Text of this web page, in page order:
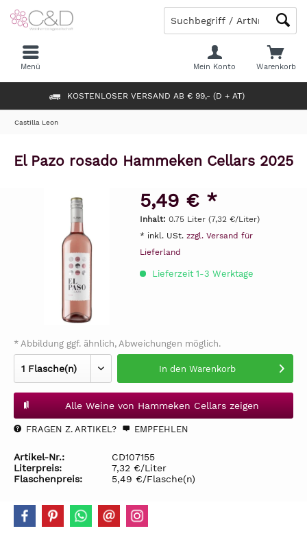
KOSTENLOSER VERSAND AB € 99,- (D + AT)
Warenkorb
Mein Konto
Menü
Castilla Leon
El Pazo rosado Hammeken Cellars 2025
5,49 € *
Inhalt: 0.75 Liter (7,32 €/Liter)
* inkl. USt. zzgl. Versand für
Lieferland
Lieferzeit 1-3 Werktage
* Abbildung ggf. ähnlich, Abweichungen möglich.
In den Warenkorb
Alle Weine von Hammeken Cellars zeigen
FRAGEN Z. ARTIKEL? EMPFEHLEN
Artikel-Nr.:
CD107155
Literpreis:
7,32 €/Liter
Flaschenpreis:
5,49 €/Flasche(n)